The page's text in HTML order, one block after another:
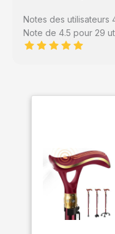
Notes des utilisateurs
Note de 4.5 pour 29